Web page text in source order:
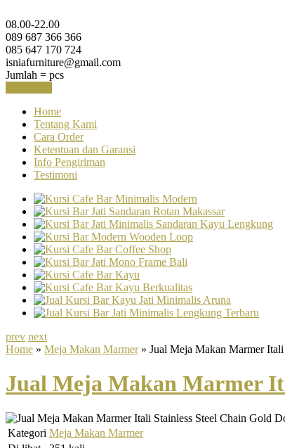
08.00-22.00
089 687 366 366
085 647 170 724
isniafurniture@gmail.com
Jumlah = pcs
Home
Tentang Kami
Cara Order
Ketentuan dan Garansi
Info Pengiriman
Testimoni
prev next
Home » Meja Makan Marmer» Jual Meja Makan Marmer
Jual Meja Makan Marmer
Kategori Meja Makan Marmer